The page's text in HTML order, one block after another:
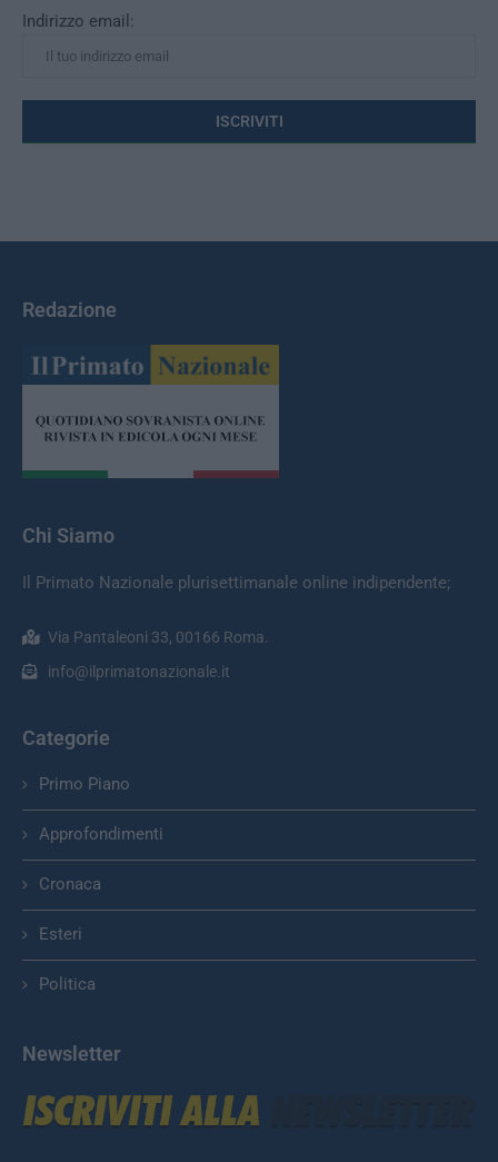
Indirizzo email:
Redazione
Chi Siamo
Il Primato Nazionale plurisettimanale online indipendente;
Via Pantaleoni 33, 00166 Roma.
info@ilprimatonazionale.it
Categorie
Primo Piano
Approfondimenti
Cronaca
Esteri
Politica
Newsletter